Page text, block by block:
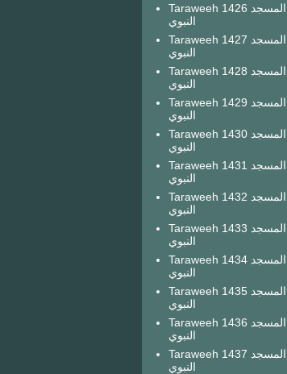
Taraweeh 1426 صلاة التراويح من المسجد
النبوي
Taraweeh 1427 صلاة التراويح من المسجد
النبوي
Taraweeh 1428 صلاة التراويح من المسجد
النبوي
Taraweeh 1429 صلاة التراويح من المسجد
النبوي
Taraweeh 1430 صلاة التراويح من المسجد
النبوي
Taraweeh 1431 صلاة التراويح من المسجد
النبوي
Taraweeh 1432 صلاة التراويح من المسجد
النبوي
Taraweeh 1433 صلاة التراويح من المسجد
النبوي
Taraweeh 1434 صلاة التراويح من المسجد
النبوي
Taraweeh 1435 صلاة التراويح من المسجد
النبوي
Taraweeh 1436 صلاة التراويح من المسجد
النبوي
Taraweeh 1437 صلاة التراويح من المسجد
النبوي